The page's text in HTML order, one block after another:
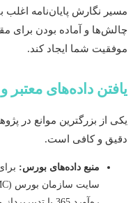
نگارش پایان‌نامه اغلب با
و آماده بودن برای مقابله
شما ایجاد کند.
داده‌های معتبر و
بزرگترین موانع در
و کافی است.
منبع داده‌های بورس:برای